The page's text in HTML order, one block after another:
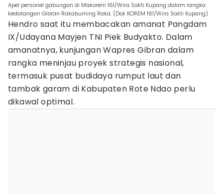
Apel personel gabungan di Makorem 161/Wira Sakti Kupang dalam rangka
kedatangan Gibran Rakabuming Raka. (Dok KOREM 161/Wira Sakti Kupang)
Hendro saat itu membacakan amanat Pangdam
IX/Udayana Mayjen TNI Piek Budyakto. Dalam
amanatnya, kunjungan Wapres Gibran dalam
rangka meninjau proyek strategis nasional,
termasuk pusat budidaya rumput laut dan
tambak garam di Kabupaten Rote Ndao perlu
dikawal optimal.